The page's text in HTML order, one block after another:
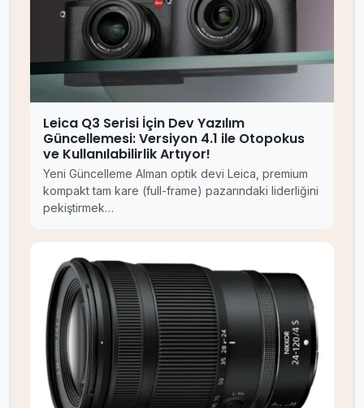
Leica Q3 Serisi İçin Dev Yazılım
Güncellemesi: Versiyon 4.1 ile Otopokus
ve Kullanılabilirlik Artıyor!
Yeni Güncelleme Alman optik devi Leica, premium
kompakt tam kare (full-frame) pazarındaki liderliğini
pekiştirmek…